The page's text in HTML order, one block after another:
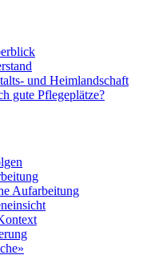
und Heimlandschaft
gute Pflegeplätze?
Aufarbeitung